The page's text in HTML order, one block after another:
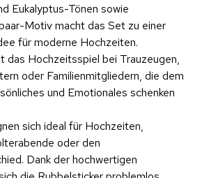
Eukalyptus-Tönen sowie
Motiv macht das Set zu einer
für moderne Hochzeiten.
das Hochzeitsspiel bei Trauzeugen,
oder Familienmitgliedern, die dem
und Emotionales schenken
sich ideal für Hochzeiten,
oder den
Dank der hochwertigen